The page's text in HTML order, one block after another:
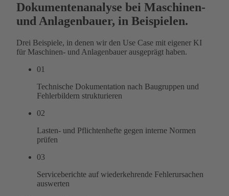
Dokumentenanalyse bei Maschinen-
und Anlagenbauer, in Beispielen.
Drei Beispiele, in denen wir den Use Case mit eigener KI
für Maschinen- und Anlagenbauer ausgeprägt haben.
01
Technische Dokumentation nach Baugruppen und
Fehlerbildern strukturieren
02
Lasten- und Pflichtenhefte gegen interne Normen
prüfen
03
Serviceberichte auf wiederkehrende Fehlerursachen
auswerten